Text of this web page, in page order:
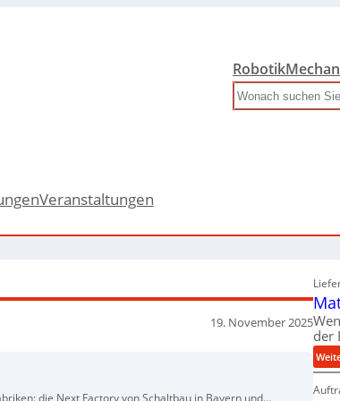
Robotik
Search
Veranstaltungen
19. November 2025
die Next Factory von Schaltbau in Bayern und
der